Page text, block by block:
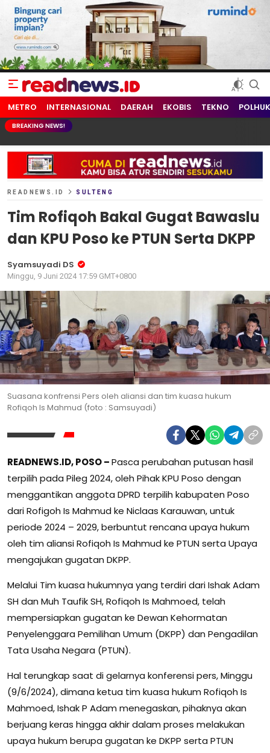
readnews.id
Berita Terkini, Update Terbaru Hari ini dari Indonesia dan Dunia
METRO INTERNASIONAL DAERAH EKOBIS TEKNO
BREAKING NEWS!
READNEWS.ID SULTENG
Tim Rofiqoh Bakal Gugat Bawaslu
dan KPU Poso ke PTUN Serta DKPP
Syamsuyadi DS
Minggu, 9 Juni 2024 17:59 GMT+0800
Suasana konfrensi Pers oleh aliansi dan tim kuasa hukum
Rofiqoh Is Mahmud (foto : Samsuyadi)
READNEWS.ID, POSO –Pasca perubahan putusan hasil
terpilih pada Pileg 2024, oleh Pihak KPU Poso dengan
menggantikan anggota DPRD terpilih kabupaten Poso
dari Rofigoh Is Mahmud ke Niclaas Karauwan, untuk
periode 2024 – 2029, berbuntut rencana upaya hukum
oleh tim aliansi Rofiqoh Is Mahmud ke PTUN serta Upaya
mengajukan gugatan DKPP.
Melalui Tim kuasa hukumnya yang terdiri dari Ishak Adam
SH dan Muh Taufik SH, Rofiqoh Is Mahmoed, telah
mempersiapkan gugatan ke Dewan Kehormatan
Penyelenggara Pemilihan Umum (DKPP) dan Pengadilan
Tata Usaha Negara (PTUN).
Hal terungkap saat di gelarnya konferensi pers, Minggu
(9/6/2024), dimana ketua tim kuasa hukum Rofiqoh Is
Mahmoed, Ishak P Adam menegaskan, pihaknya akan
berjuang keras hingga akhir dalam proses melakukan
upaya hukum berupa gugatan ke DKPP serta PTUN